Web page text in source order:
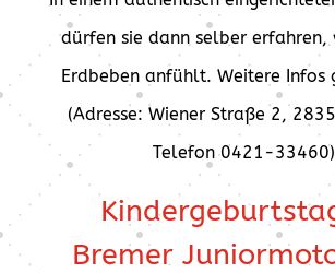
dürfen sie dann selber erfahren,
Erdbeben anfühlt. Weitere Infos
(Adresse: Wiener Straße 2,
Telefon 0421-33460)
Bremer